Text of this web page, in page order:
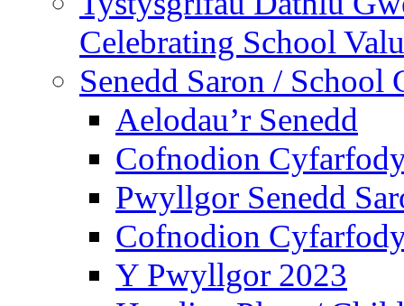
Celebrating School
Senedd Saron / School
Aelodau’r Senedd
Cofnodion
Pwyllgor Senedd
Cofnodion
Y Pwyllgor 2023